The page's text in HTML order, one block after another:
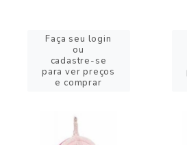
Faça seu login
ou
cadastre-se
para ver preços
e comprar